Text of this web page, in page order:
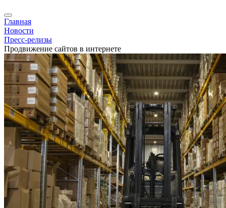
Главная
Новости
Пресс-релизы
Продвижение сайтов в интернете